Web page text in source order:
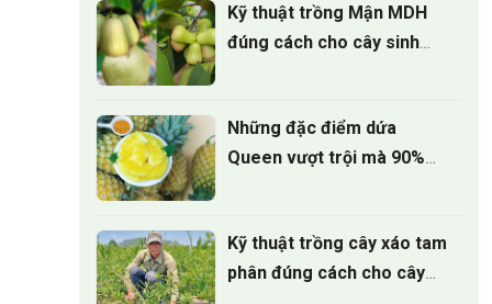
Kỹ thuật trồng Mận MDH
đúng cách cho cây sinh
Những đặc điểm dứa
Queen vượt trội mà 90%
Kỹ thuật trồng cây xáo tam
phân đúng cách cho cây